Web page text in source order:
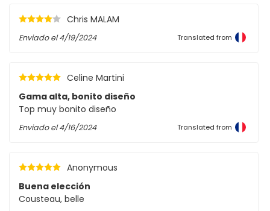
Chris MALAM
Enviado el4/19/2024 Translated from
Celine Martini
Gama alta, bonito diseño
Top muy bonito diseño
Enviado el4/16/2024 Translated from
Anonymous
Buena elección
Cousteau, belle